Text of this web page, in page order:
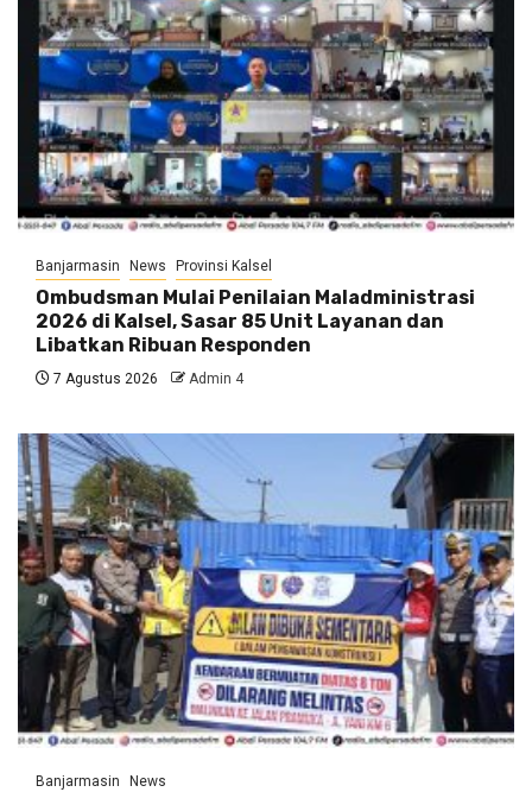
Banjarmasin News Provinsi Kalsel
Ombudsman Mulai Penilaian Maladministrasi
2026 di Kalsel, Sasar 85 Unit Layanan dan
Libatkan Ribuan Responden
7 Agustus 2026 Admin 4
Banjarmasin News